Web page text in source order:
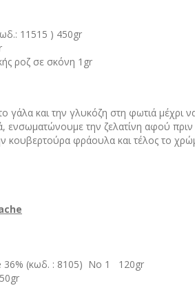
11515 ) 450gr
ροζ σε σκόνη 1gr
γάλα και την γλυκόζη στη φωτιά μέχρι
ενσωματώνουμε την ζελατίνη αφού
κουβερτούρα φράουλα και τέλος το
36% (κωδ. : 8105) Νο 1 120gr